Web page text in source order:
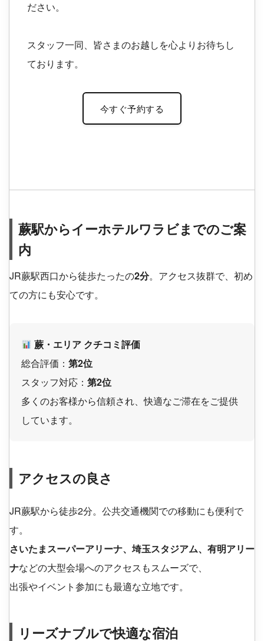
ださい。
スタッフ一同、皆さまのお越しを心よりお待ちし
ております。
今すぐ予約する
蕨駅からイーホテルワラビまでのご案
内
JR蕨駅西口から徒歩たったの2分。アクセス抜群で、初め
ての方にも安心です。
蕨・エリア クチコミ評価
総合評価： 第2位
スタッフ対応： 第2位
多くのお客様から信頼され、快適なご滞在をご提供
しています。
アクセスの良さ
JR蕨駅から徒歩2分。公共交通機関での移動にも便利で
す。
さいたまスーパーアリーナ、埼玉スタジアム、有明アリー
ナなどの大型会場へのアクセスもスムーズで、
出張やイベント参加にも最適な立地です。
リーズナブルで快適な宿泊